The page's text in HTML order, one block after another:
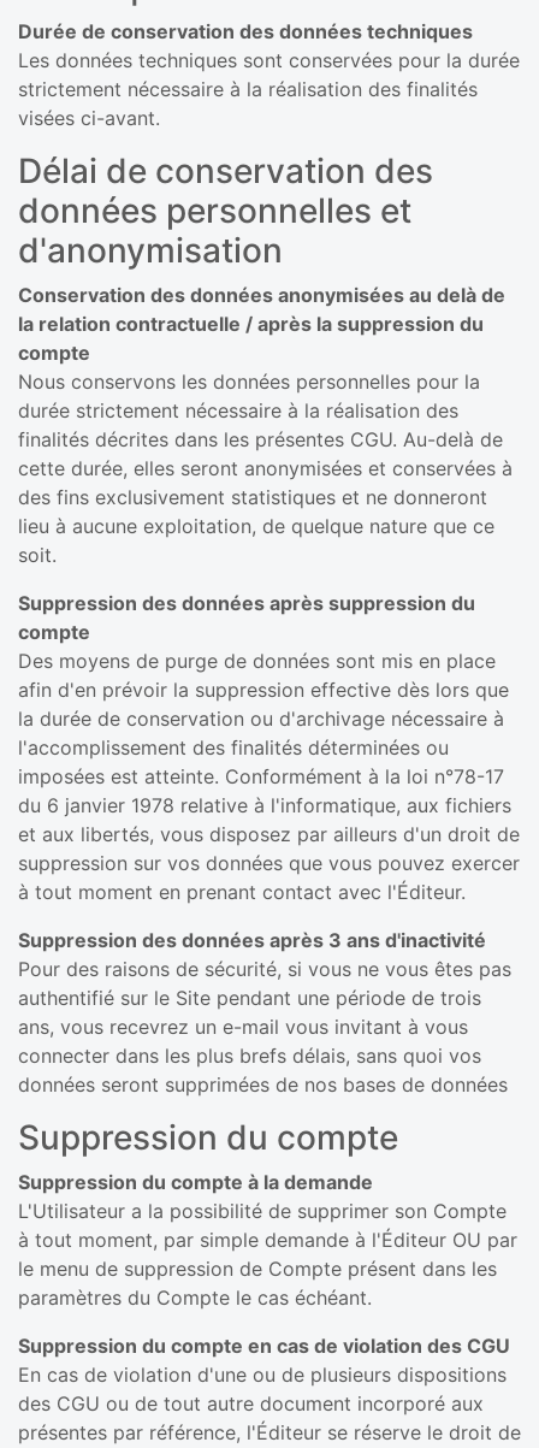
Durée de conservation des données techniques
Les données techniques sont conservées pour la durée
strictement nécessaire à la réalisation des finalités
visées ci-avant.
Délai de conservation des
données personnelles et
d'anonymisation
Conservation des données anonymisées au delà de
la relation contractuelle / après la suppression du
compte
Nous conservons les données personnelles pour la
durée strictement nécessaire à la réalisation des
finalités décrites dans les présentes CGU. Au-delà de
cette durée, elles seront anonymisées et conservées à
des fins exclusivement statistiques et ne donneront
lieu à aucune exploitation, de quelque nature que ce
soit.
Suppression des données après suppression du
compte
Des moyens de purge de données sont mis en place
afin d'en prévoir la suppression effective dès lors que
la durée de conservation ou d'archivage nécessaire à
l'accomplissement des finalités déterminées ou
imposées est atteinte. Conformément à la loi n°78-17
du 6 janvier 1978 relative à l'informatique, aux fichiers
et aux libertés, vous disposez par ailleurs d'un droit de
suppression sur vos données que vous pouvez exercer
à tout moment en prenant contact avec l'Éditeur.
Suppression des données après 3 ans d'inactivité
Pour des raisons de sécurité, si vous ne vous êtes pas
authentifié sur le Site pendant une période de trois
ans, vous recevrez un e-mail vous invitant à vous
connecter dans les plus brefs délais, sans quoi vos
données seront supprimées de nos bases de données
Suppression du compte
Suppression du compte à la demande
L'Utilisateur a la possibilité de supprimer son Compte
à tout moment, par simple demande à l'Éditeur OU par
le menu de suppression de Compte présent dans les
paramètres du Compte le cas échéant.
Suppression du compte en cas de violation des CGU
En cas de violation d'une ou de plusieurs dispositions
des CGU ou de tout autre document incorporé aux
présentes par référence, l'Éditeur se réserve le droit de